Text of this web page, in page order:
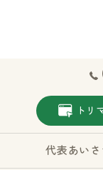
トリ
代表あいさ